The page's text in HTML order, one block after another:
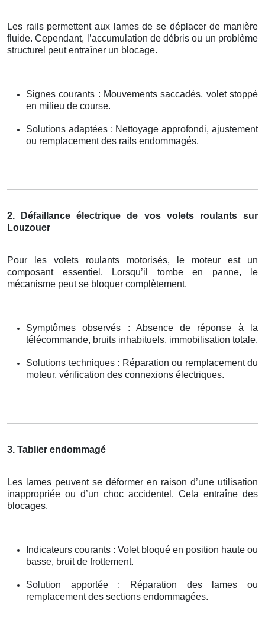
Les rails permettent aux lames de se déplacer de manière
fluide. Cependant, l’accumulation de débris ou un problème
structurel peut entraîner un blocage.
Signes courants : Mouvements saccadés, volet stoppé
en milieu de course.
Solutions adaptées : Nettoyage approfondi, ajustement
ou remplacement des rails endommagés.
2. Défaillance électrique de vos volets roulants sur
Louzouer
Pour les volets roulants motorisés, le moteur est un
composant essentiel. Lorsqu’il tombe en panne, le
mécanisme peut se bloquer complètement.
Symptômes observés : Absence de réponse à la
télécommande, bruits inhabituels, immobilisation totale.
Solutions techniques : Réparation ou remplacement du
moteur, vérification des connexions électriques.
3. Tablier endommagé
Les lames peuvent se déformer en raison d’une utilisation
inappropriée ou d’un choc accidentel. Cela entraîne des
blocages.
Indicateurs courants : Volet bloqué en position haute ou
basse, bruit de frottement.
Solution apportée : Réparation des lames ou
remplacement des sections endommagées.